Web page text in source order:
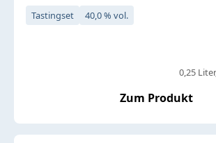
Tastingset 40,0 % vol.
0,25 Liter
Zum Produkt